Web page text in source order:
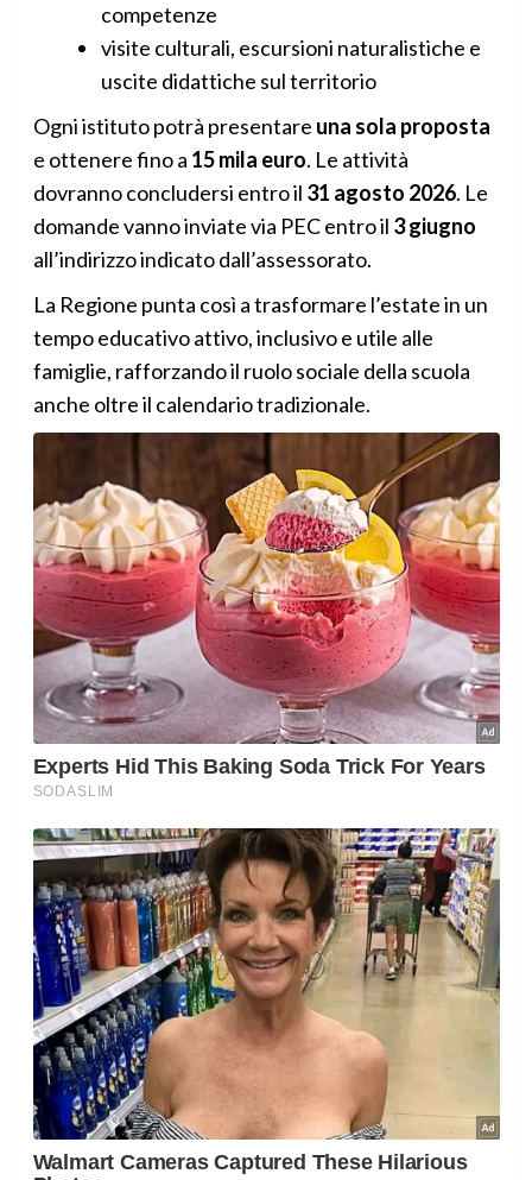
competenze
visite culturali, escursioni naturalistiche e
uscite didattiche sul territorio
Ogni istituto potrà presentare una sola proposta
e ottenere fino a 15 mila euro. Le attività
dovranno concludersi entro il 31 agosto 2026. Le
domande vanno inviate via PEC entro il 3 giugno
all’indirizzo indicato dall’assessorato.
La Regione punta così a trasformare l’estate in un
tempo educativo attivo, inclusivo e utile alle
famiglie, rafforzando il ruolo sociale della scuola
anche oltre il calendario tradizionale.